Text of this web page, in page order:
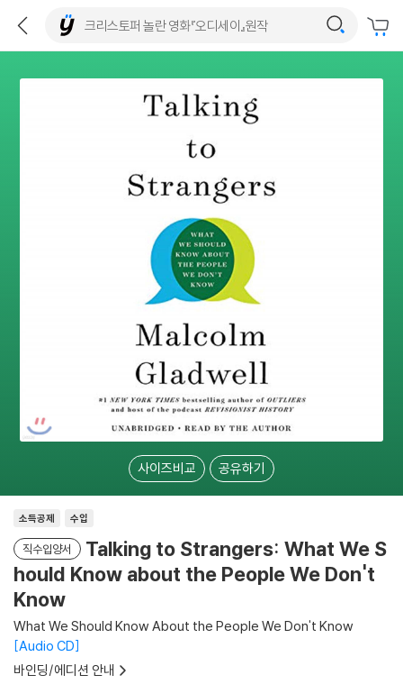
사이즈비교 공유하기
소득공제 수입
직수입양서
Talking to Strangers: What We S
hould Know about the People We Don't
Know
What We Should Know About the People We Don't Know
Audio CD
바인딩/에디션 안내